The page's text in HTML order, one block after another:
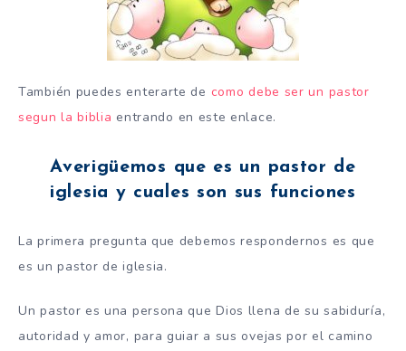
También puedes enterarte de como debe ser un pastor
segun la biblia entrando en este enlace.
Averigüemos que es un pastor de
iglesia y cuales son sus funciones
La primera pregunta que debemos respondernos es que
es un pastor de iglesia.
Un pastor es una persona que Dios llena de su sabiduría,
autoridad y amor, para guiar a sus ovejas por el camino